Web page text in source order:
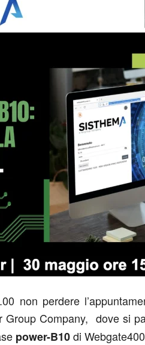
non perdere
Group Company, dove si
power-B10di